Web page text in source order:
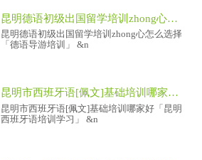
昆明德语初级出国留学培训zhong心怎么选择「德语导游培训」
昆明德语初级出国留学培训zhong心怎么选择
「德语导游培训」 &n
昆明市西班牙语[佩文]基础培训哪家好「昆明西班牙语培训学习」
昆明市西班牙语[佩文]基础培训哪家好「昆明
西班牙语培训学习」 &n